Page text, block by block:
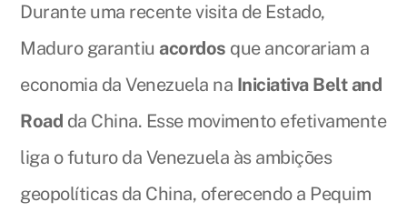
Durante uma recente visita de Estado,
Maduro garantiu acordos que ancorariam a
economia da Venezuela na Iniciativa Belt and
Road da China. Esse movimento efetivamente
liga o futuro da Venezuela às ambições
geopolíticas da China, oferecendo a Pequim